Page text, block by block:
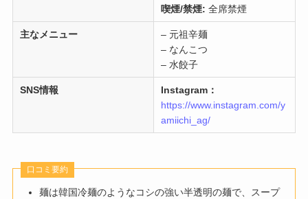
喫煙/禁煙: 全席禁煙
主なメニュー
– 元祖辛麺
– なんこつ
– 水餃子
SNS情報
Instagram：
https://www.instagram.com/y
amiichi_ag/
口コミ要約
麺は韓国冷麺のようなコシの強い半透明の麺で、スープ